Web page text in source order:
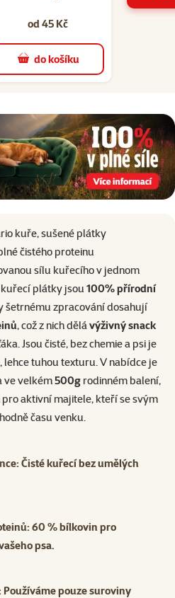
od 45 Kč
do košíku
kuře, sušené plátky
čistého proteinu
sílu kuřecího v jednom
kuřecí plátky jsou 100% přírodní
šetrnému zpracování dosahují
, což z nich dělá výživný snack
Jsou čisté, bez chemie a psi je
tuhou texturu. V nabídce je
ve velkém500g rodinném balení,
aktivní majitele, kteří se svým
času venku.
Čisté kuřecí bez umělých
60 % bílkovin pro
psa.
pouze suroviny